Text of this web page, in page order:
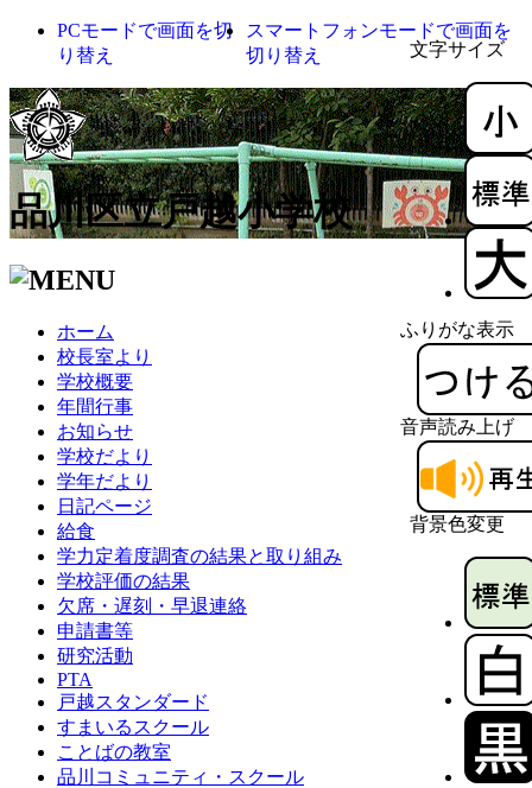
文字サイズ
ふりがな表示
音声読み上げ
背景色変更
PCモードで画面を切
り替え
スマートフォンモードで画面を
切り替え
品川区立戸越小学校
ホーム
校長室より
学校概要
年間行事
お知らせ
学校だより
学年だより
日記ページ
給食
学力定着度調査の結果と取り組み
学校評価の結果
欠席・遅刻・早退連絡
申請書等
研究活動
PTA
戸越スタンダード
すまいるスクール
ことばの教室
品川コミュニティ・スクール